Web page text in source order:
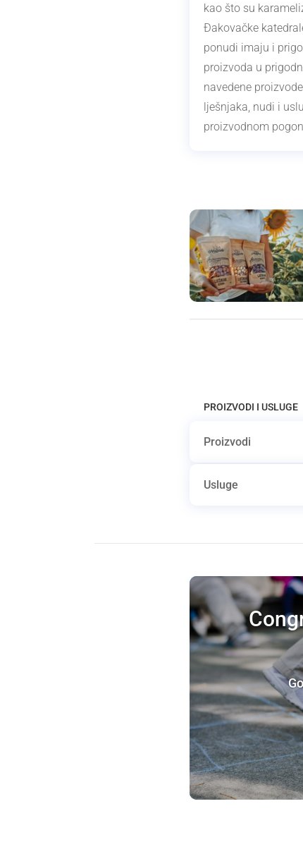
kao što su
Đakovačke
ponudi imaju i
proizvoda u
navedene
lješnjaka, nudi i
proizvodnom
PROIZVODI I USLUGE
Proizvodi
Usluge